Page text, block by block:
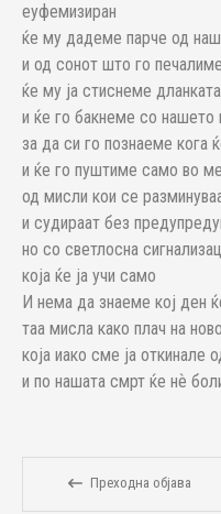
еуфемизиран
ќе му дадеме парче од
и од сонот што го
ќе му ја стиснеме
и ќе го бакнеме со нашето
за да си го познаеме кога
и ќе го пуштиме само во
од мисли кои се
и судираат без
но со светлосна
која ќе ја учи само
И нема да знаеме кој ден
таа мисла како плач на
која иако сме ја откинале
и по нашата смрт ќе нѐ
Преходна објава